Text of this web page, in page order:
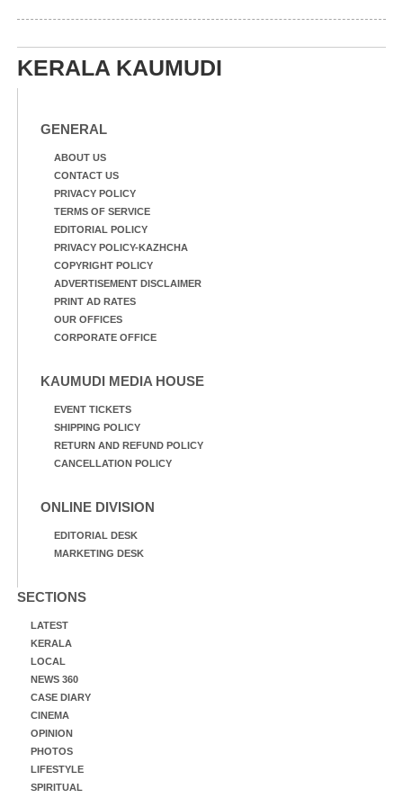
KERALA KAUMUDI
GENERAL
ABOUT US
CONTACT US
PRIVACY POLICY
TERMS OF SERVICE
EDITORIAL POLICY
PRIVACY POLICY-KAZHCHA
COPYRIGHT POLICY
ADVERTISEMENT DISCLAIMER
PRINT AD RATES
OUR OFFICES
CORPORATE OFFICE
KAUMUDI MEDIA HOUSE
EVENT TICKETS
SHIPPING POLICY
RETURN AND REFUND POLICY
CANCELLATION POLICY
ONLINE DIVISION
EDITORIAL DESK
MARKETING DESK
SECTIONS
LATEST
KERALA
LOCAL
NEWS 360
CASE DIARY
CINEMA
OPINION
PHOTOS
LIFESTYLE
SPIRITUAL